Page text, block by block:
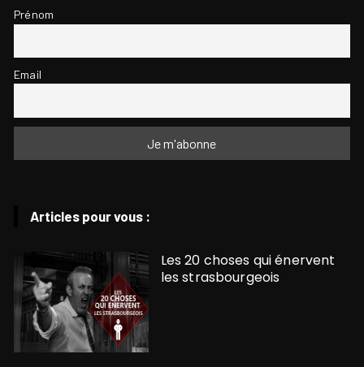
Prénom
Email
Articles pour vous :
Les 20 choses qui énervent
les strasbourgeois